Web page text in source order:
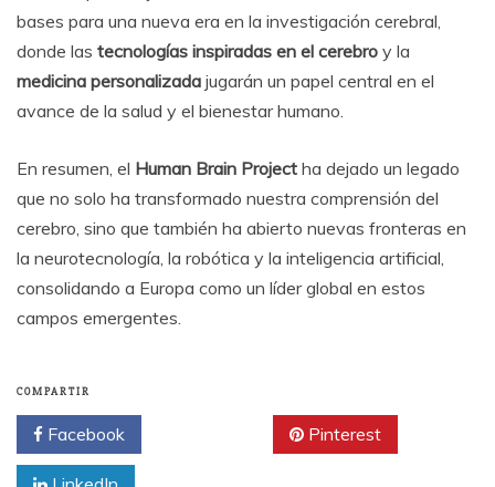
bases para una nueva era en la investigación cerebral,
donde las tecnologías inspiradas en el cerebro y la
medicina personalizada jugarán un papel central en el
avance de la salud y el bienestar humano.
En resumen, el Human Brain Project ha dejado un legado
que no solo ha transformado nuestra comprensión del
cerebro, sino que también ha abierto nuevas fronteras en
la neurotecnología, la robótica y la inteligencia artificial,
consolidando a Europa como un líder global en estos
campos emergentes.
COMPARTIR
Facebook Pinterest